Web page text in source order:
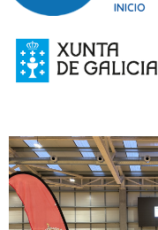
INICIO